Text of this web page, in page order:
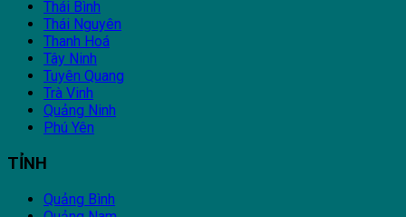
Thái Bình
Thái Nguyên
Thanh Hoá
Tây Ninh
Tuyên Quang
Trà Vinh
Quảng Ninh
Phú Yên
TỈNH
Quảng Bình